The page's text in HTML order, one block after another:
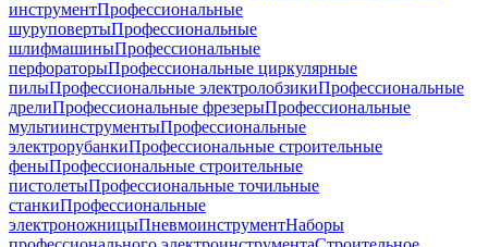
инструментПрофессиональные
шуруповертыПрофессиональные
шлифмашиныПрофессиональные
перфораторыПрофессиональные циркулярные
пилыПрофессиональные электролобзикиПрофессиональные
дрелиПрофессиональные фрезерыПрофессиональные
мультиинструментыПрофессиональные
электрорубанкиПрофессиональные строительные
феныПрофессиональные строительные
пистолетыПрофессиональные точильные
станкиПрофессиональные
электроножницыПневмоинструментНаборы